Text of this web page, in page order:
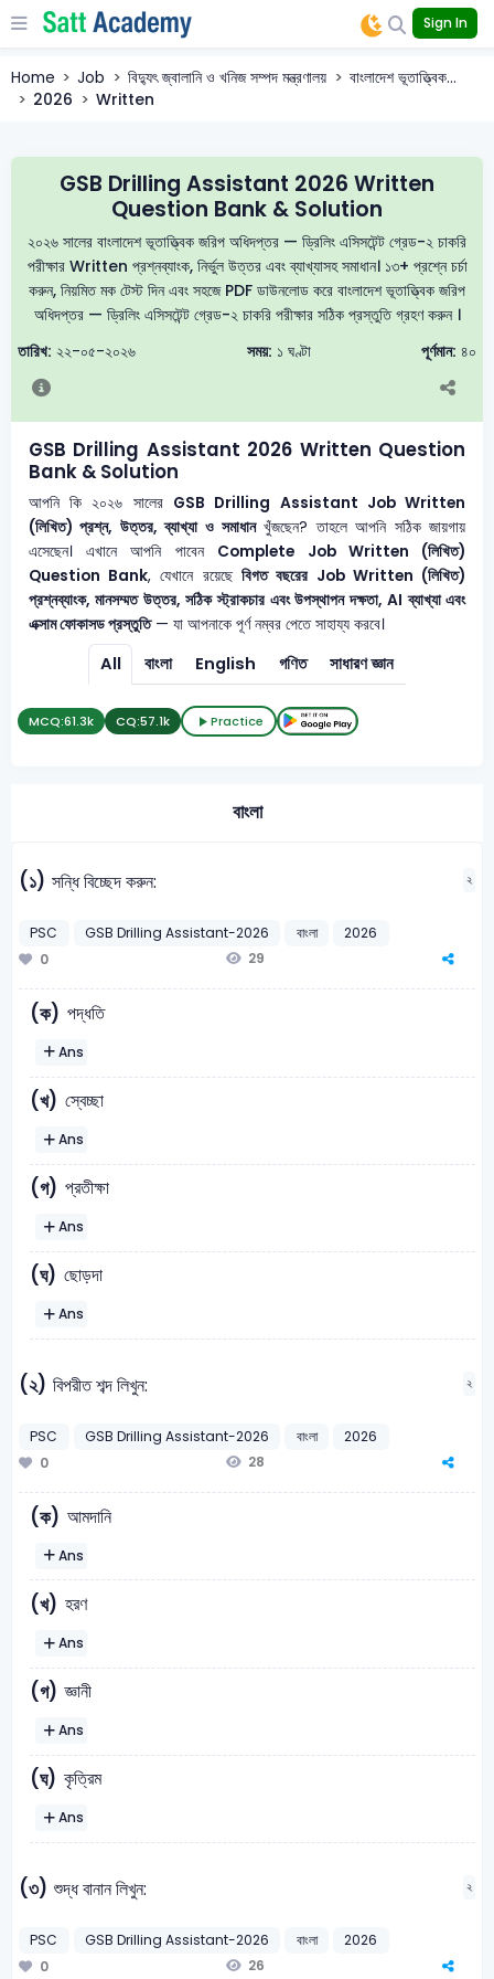
Sign In
Home Job বিদ্যুৎ জ্বালানি ও খনিজ সম্পদ মন্ত্রণালয়
বাংলাদেশ ভূতাত্ত্বিক...
2026
Written
GSB Drilling Assistant 2026 Written
Question Bank & Solution
২০২৬ সালের বাংলাদেশ ভূতাত্ত্বিক জরিপ অধিদপ্তর — ড্রিলিং এসিসটেন্ট গ্রেড-২ চাকরি
পরীক্ষার Written প্রশ্নব্যাংক, নির্ভুল উত্তর এবং ব্যাখ্যাসহ সমাধান। ১৩+ প্রশ্নে চর্চা
করুন, নিয়মিত মক টেস্ট দিন এবং সহজে PDF ডাউনলোড করে বাংলাদেশ ভূতাত্ত্বিক জরিপ
অধিদপ্তর — ড্রিলিং এসিসটেন্ট গ্রেড-২ চাকরি পরীক্ষার সঠিক প্রস্তুতি গ্রহণ করুন ।
তারিখ: ২২-০৫-২০২৬ সময়: ১ ঘণ্টা পূর্ণমান: ৪০
GSB Drilling Assistant 2026 Written Question
Bank & Solution
আপনি কি ২০২৬ সালের GSB Drilling Assistant Job Written
(লিখিত) প্রশ্ন, উত্তর, ব্যাখ্যা ও সমাধানখুঁজছেন? তাহলে আপনি সঠিক জায়গায়
এসেছেন। এখানে আপনি পাবেন Complete Job Written (লিখিত)
Question Bank, যেখানে রয়েছেবিগত বছরের Job Written (লিখিত)
প্রশ্নব্যাংক, মানসম্মত উত্তর, সঠিক স্ট্রাকচার এবং উপস্থাপন দক্ষতা, AI ব্যাখ্যা এবং
এক্সাম ফোকাসড প্রস্তুতি— যা আপনাকে পূর্ণ নম্বর পেতে সাহায্য করবে।
All বাংলা English গণিত সাধারণ জ্ঞান
MCQ:61.3k CQ:57.1k Practice
বাংলা
(১) সন্ধি বিচ্ছেদ করুন: ২
PSC GSB Drilling Assistant-2026 বাংলা
2026
0
29
(ক) পদ্ধতি
Ans
(খ) স্বেচ্ছা
Ans
(গ) প্রতীক্ষা
Ans
(ঘ) ছোড়দা
Ans
(২) বিপরীত শব্দ লিখুন: ২
PSC GSB Drilling Assistant-2026 বাংলা
2026
0
28
(ক) আমদানি
Ans
(খ) হরণ
Ans
(গ) জ্ঞানী
Ans
(ঘ) কৃত্রিম
Ans
(৩) শুদ্ধ বানান লিখুন: ২
PSC GSB Drilling Assistant-2026 বাংলা
2026
0
26